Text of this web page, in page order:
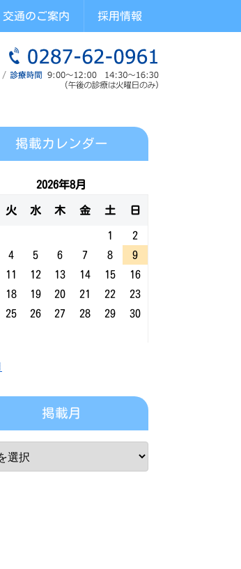
交通のご案内 採用情報
掲載カレンダー
2026年8月
火 水 木 金 土 日
1
2
4 5 6 7 8
9
11 12 13 14 15
16
18 19 20 21 22
23
25 26 27 28 29
30
掲載月